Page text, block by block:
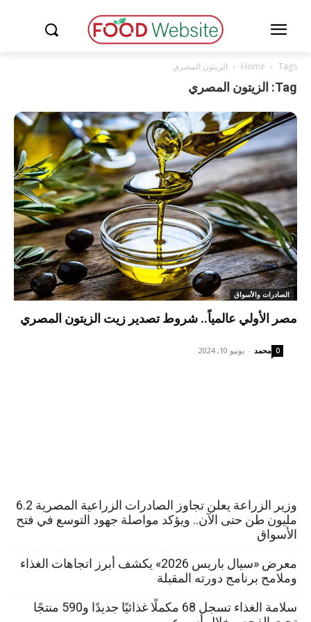
Home Tags الزيتون المصري
Tag: الزيتون المصري
الصادرات والأسواق
مصر الأولي عالمياً.. شروط تصدير زيت الزيتون المصري
محمد - يونيو 10, 2024 0
وزير الزراعة يعلن تجاوز الصادرات الزراعية المصرية 6.2
مليون طن حتى الآن.. ويؤكد مواصلة جهود التوسع في فتح
الأسواق
معرض «سيال باريس 2026» يكشف أبرز اتجاهات الغذاء
وملامح برنامج دورته المقبلة
سلامة الغذاء تسجل 68 مكملًا غذائيًا جديدًا و590 منتجًا